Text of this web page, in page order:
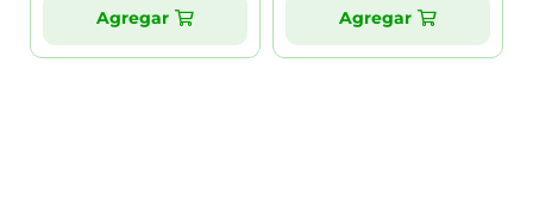
Agregar Agregar